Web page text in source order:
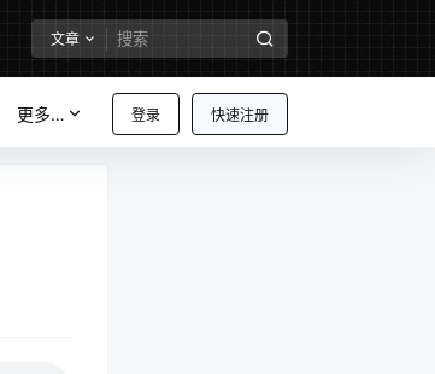
文章
登录 快速注册
更多…